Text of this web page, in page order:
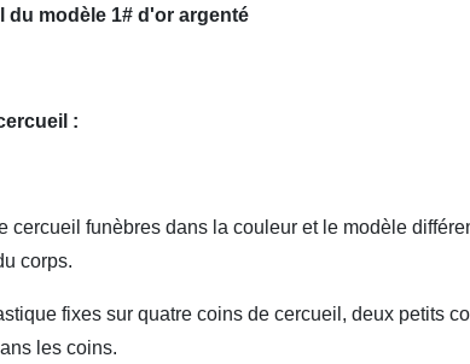
du modèle 1# d'or argenté
:
cercueil funèbres dans la couleur et le modèle
corps.
fixes sur quatre coins de cercueil, deux petits
les coins.